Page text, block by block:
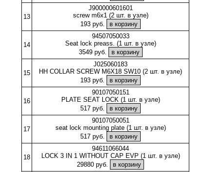
13
J900000601601
screw m6x1 (2 шт. в узле)
193 руб.
14
94507050033
Seat lock preass. (1 шт. в узле)
3549 руб.
15
J025060183
HH COLLAR SCREW M6X18 SW10 (2 шт. в узле)
193 руб.
16
90107050151
PLATE SEAT LOCK (1 шт. в узле)
517 руб.
17
90107050051
seat lock mounting plate (1 шт. в узле)
517 руб.
18
94611066044
LOCK 3 IN 1 WITHOUT CAP EVP (1 шт. в узле)
29880 руб.